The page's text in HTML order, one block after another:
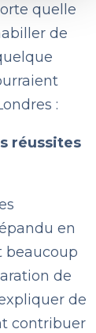
quelle
de
:
réussites
en
beaucoup
de
de
contribuer